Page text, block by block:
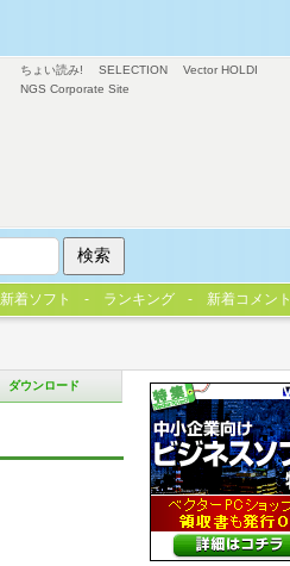
ダウンロード
ちょい読み! SELECTION
Vector HOLDI
NGS Corporate Site
新着ソフト ランキング 新着コメント